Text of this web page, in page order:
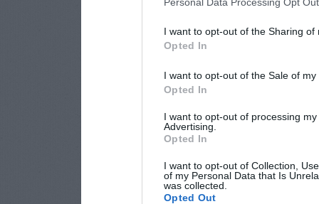
I want to opt-out of the Sharing of
Opted In
I want to opt-out of the Sale of
Opted In
I want to opt-out of processing
Advertising.
Opted In
I want to opt-out of Collection,
of my Personal Data that Is
was collected.
Opted Out